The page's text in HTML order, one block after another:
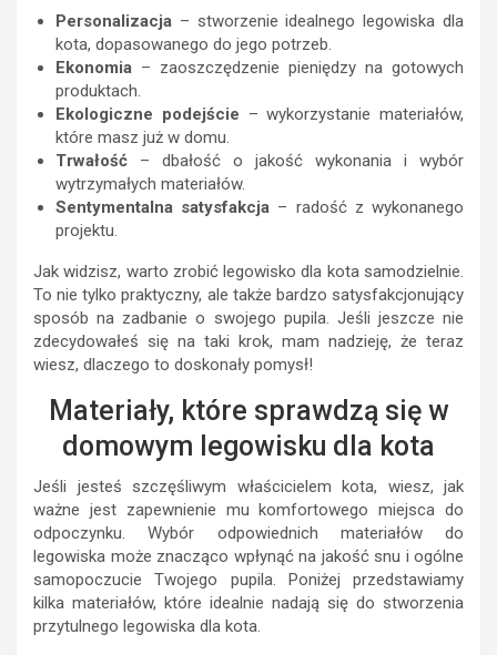
Personalizacja – stworzenie idealnego legowiska dla
kota, dopasowanego do jego potrzeb.
Ekonomia – zaoszczędzenie pieniędzy na gotowych
produktach.
Ekologiczne podejście – wykorzystanie materiałów,
które masz już w domu.
Trwałość – dbałość o jakość wykonania i wybór
wytrzymałych materiałów.
Sentymentalna satysfakcja – radość z wykonanego
projektu.
Jak widzisz, warto zrobić legowisko dla kota samodzielnie.
To nie tylko praktyczny, ale także bardzo satysfakcjonujący
sposób na zadbanie o swojego pupila. Jeśli jeszcze nie
zdecydowałeś się na taki krok, mam nadzieję, że teraz
wiesz, dlaczego to doskonały pomysł!
Materiały, które sprawdzą się w
domowym legowisku dla kota
Jeśli jesteś szczęśliwym właścicielem kota, wiesz, jak
ważne jest zapewnienie mu komfortowego miejsca do
odpoczynku. Wybór odpowiednich materiałów do
legowiska może znacząco wpłynąć na jakość snu i ogólne
samopoczucie Twojego pupila. Poniżej przedstawiamy
kilka materiałów, które idealnie nadają się do stworzenia
przytulnego legowiska dla kota.